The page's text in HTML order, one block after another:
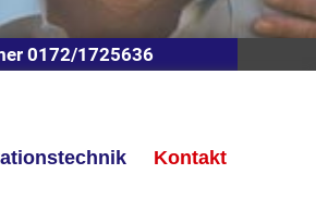
0172/1725636
Kontakt